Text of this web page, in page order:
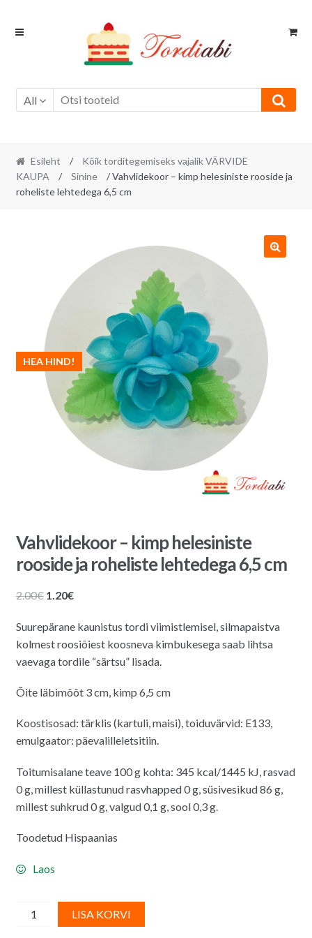
Skip
Skip
All
Esileht /
Kõik torditegemiseks vajalik VÄRVIDE
KAUPA
/ Sinine
/ Vahvlidekoor – kimp helesiniste rooside ja
roheliste lehtedega 6,5 cm
HEA HIND!
Vahvlidekoor – kimp helesiniste
rooside ja roheliste lehtedega 6,5 cm
2.00€ Algne
oli:
2.00€.
1.20€Praegune
on:
1.20€.
Suurepärane kaunistus tordi viimistlemisel, silmapaistva
kolmest roosiõiest koosneva kimbukesega saab lihtsa
vaevaga tordile “särtsu” lisada.
Õite läbimõõt 3 cm, kimp 6,5 cm
Koostisosad: tärklis (kartuli, maisi), toiduvärvid: E133,
emulgaator: päevalilleletsitiin.
Toitumisalane teave 100 g kohta: 345 kcal/1445 kJ, rasvad
0 g, millest küllastunud rasvhapped 0 g, süsivesikud 86 g,
millest suhkrud 0 g, valgud 0,1 g, sool 0,3 g.
Toodetud Hispaanias
Laos
VahvlidekoorLISA KORVI